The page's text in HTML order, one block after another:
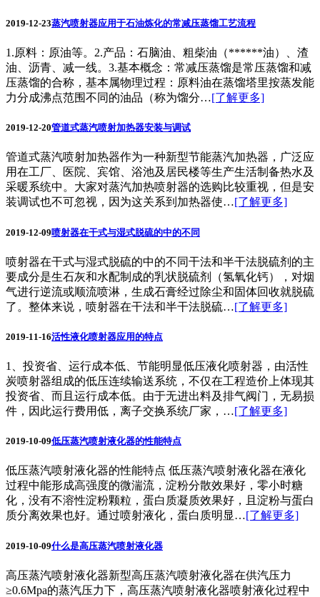
2019-12-23蒸汽喷射器应用于石油炼化的常减压蒸馏工艺流程
1.原料：原油等。2.产品：石脑油、粗柴油（******油）、渣
油、沥青、减一线。3.基本概念：常减压蒸馏是常压蒸馏和减
压蒸馏的合称，基本属物理过程：原料油在蒸馏塔里按蒸发能
力分成沸点范围不同的油品（称为馏分…[了解更多]
2019-12-20管道式蒸汽喷射加热器安装与调试
管道式蒸汽喷射加热器作为一种新型节能蒸汽加热器，广泛应
用在工厂、医院、宾馆、浴池及居民楼等生产生活制备热水及
采暖系统中。大家对蒸汽加热喷射器的选购比较重视，但是安
装调试也不可忽视，因为这关系到加热器使…[了解更多]
2019-12-09喷射器在干式与湿式脱硫的中的不同
喷射器在干式与湿式脱硫的中的不同干法和半干法脱硫剂的主
要成分是生石灰和水配制成的乳状脱硫剂（氢氧化钙），对烟
气进行逆流或顺流喷淋，生成石膏经过除尘和固体回收就脱硫
了。整体来说，喷射器在干法和半干法脱硫…[了解更多]
2019-11-16活性液化喷射器应用的特点
1、投资省、运行成本低、节能明显低压液化喷射器，由活性
炭喷射器组成的低压连续输送系统，不仅在工程造价上体现其
投资省、而且运行成本低。由于无进出料及排气阀门，无易损
件，因此运行费用低，离子交换系统厂家，…[了解更多]
2019-10-09低压蒸汽喷射液化器的性能特点
低压蒸汽喷射液化器的性能特点 低压蒸汽喷射液化器在液化
过程中能形成高强度的微湍流，淀粉分散效果好，零小时糖
化，没有不溶性淀粉颗粒，蛋白质凝质效果好，且淀粉与蛋白
质分离效果也好。通过喷射液化，蛋白质明显…[了解更多]
2019-10-09什么是高压蒸汽喷射液化器
高压蒸汽喷射液化器新型高压蒸汽喷射液化器在供汽压力
≥0.6Mpa的蒸汽压力下，高压蒸汽喷射液化器喷射液化过程中